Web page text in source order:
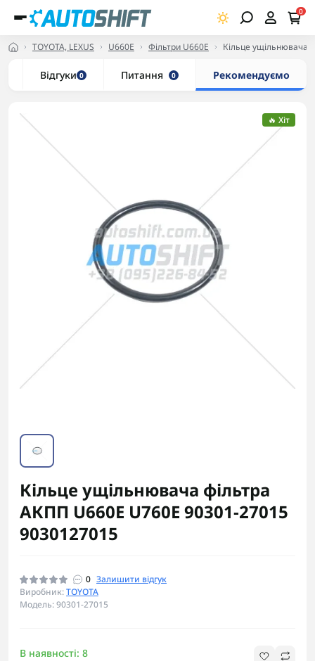
0
TOYOTA, LEXUS U660E Фільтри U660E Кільце ущільнювача
Відгуки 0 Питання 0 Рекомендуємо
🔥 Хіт
Кільце ущільнювача фільтра
АКПП U660E U760E 90301-27015
9030127015
0 Залишити відгук
Виробник:TOYOTA
Модель: 90301-27015
В наявності: 8